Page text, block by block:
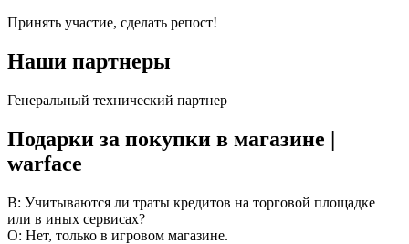
Принять участие, сделать репост!
Наши партнеры
Генеральный технический партнер
Подарки за покупки в магазине |
warface
В: Учитываются ли траты кредитов на торговой площадке
или в иных сервисах?
О: Нет, только в игровом магазине.